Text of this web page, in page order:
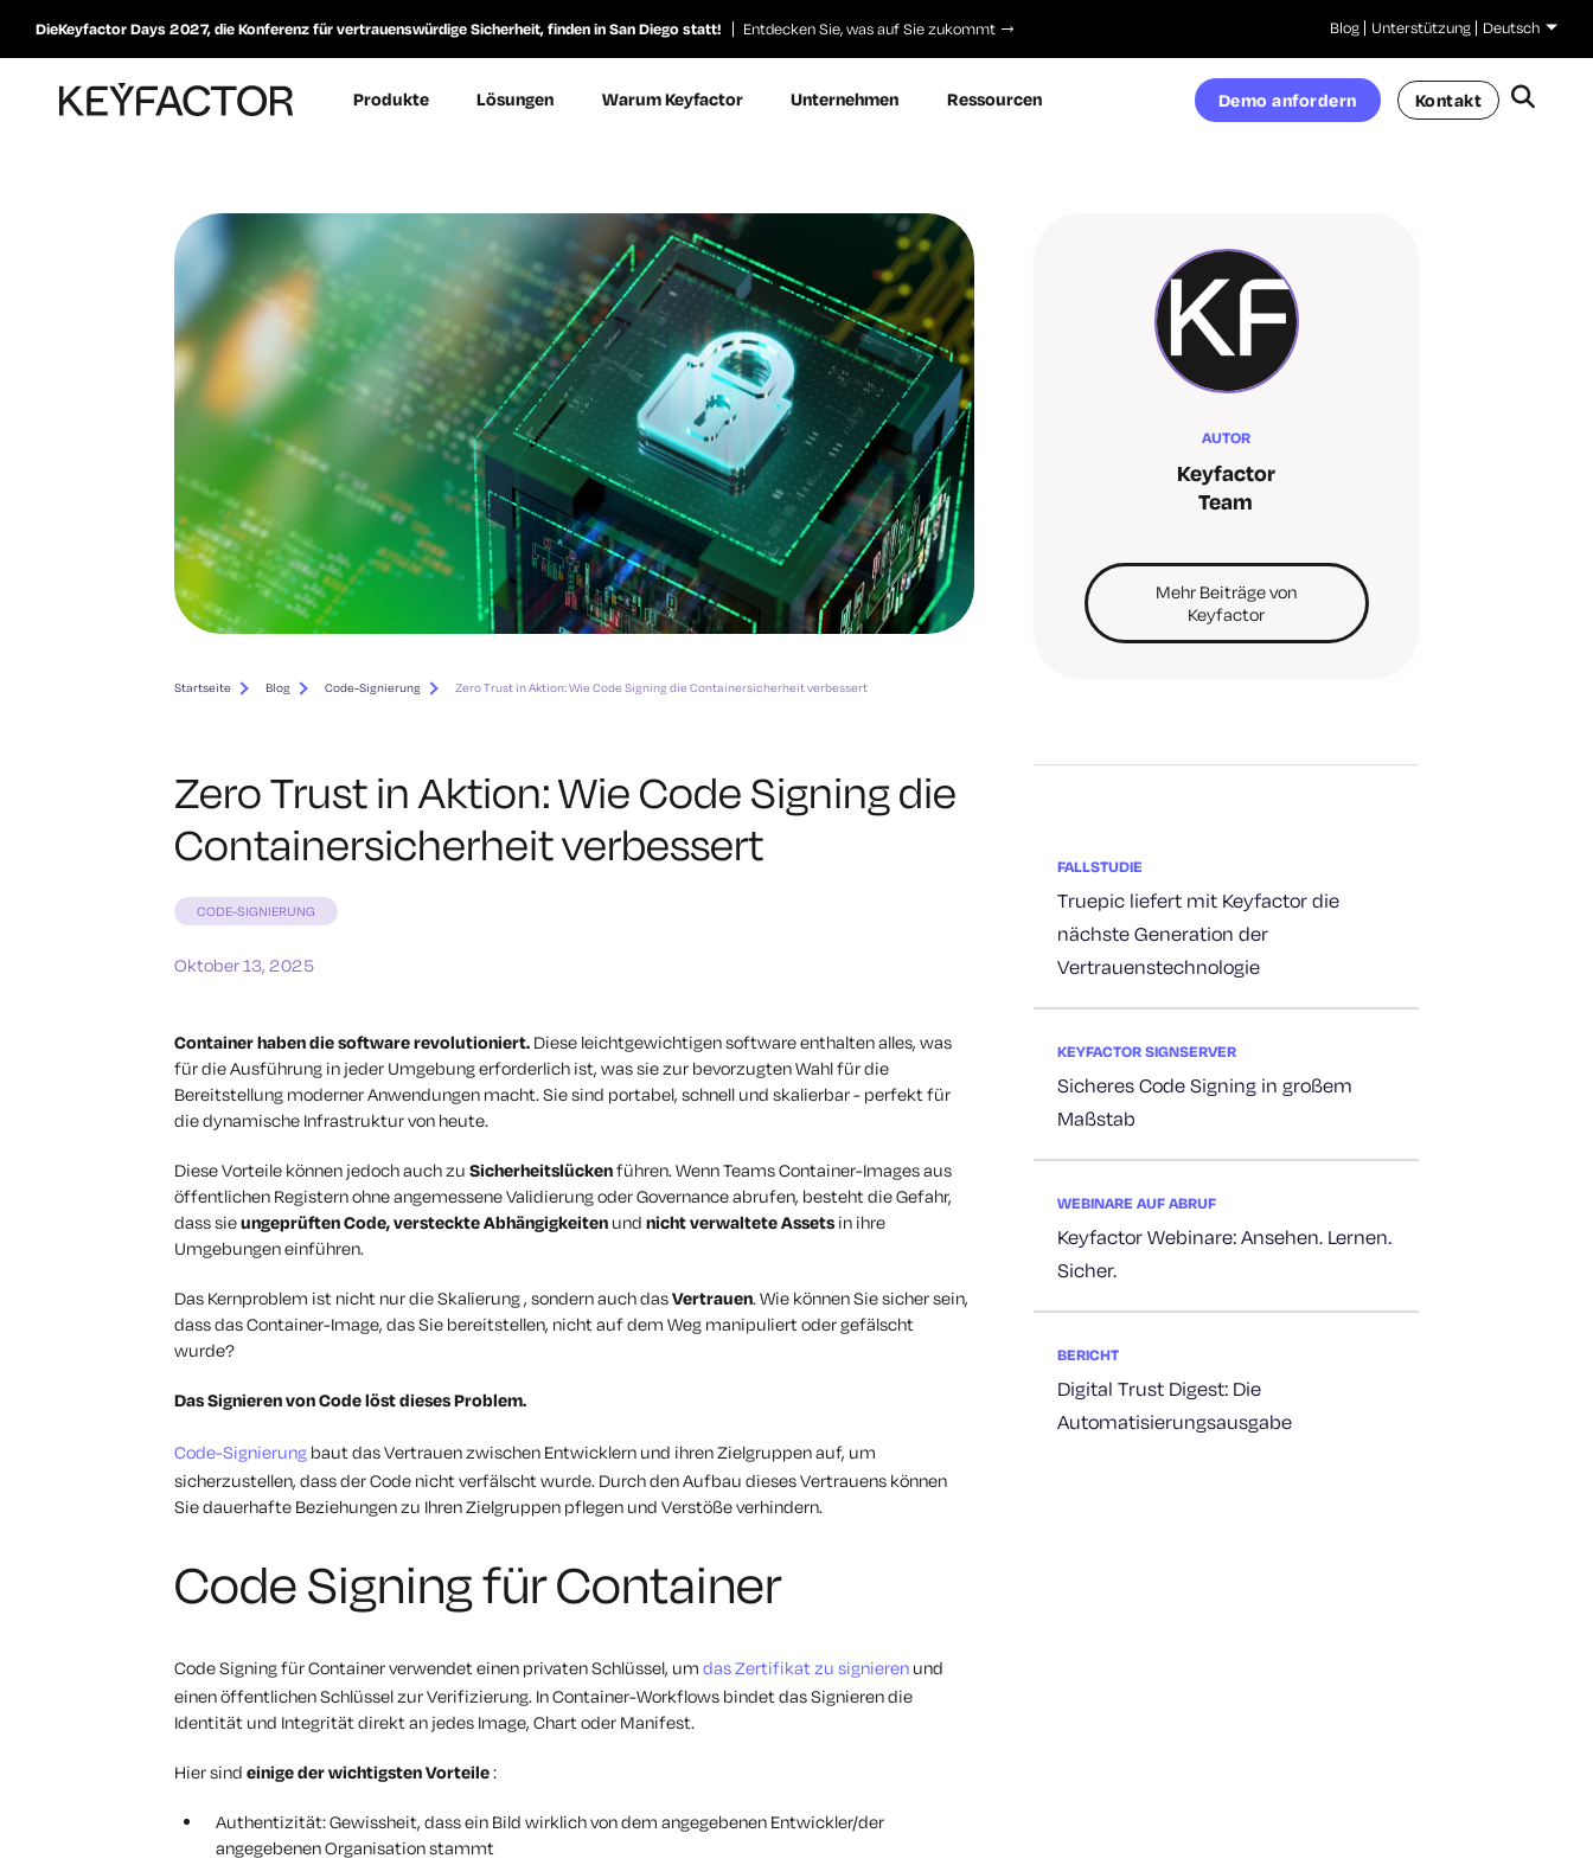
DieKeyfactor Days 2027, die Konferenz für vertrauenswürdige Sicherheit, finden in San Diego statt! Entdecken Sie, was auf Sie zukommt Blog Unterstützung Deutsch
Produkte Lösungen Warum Keyfactor Unternehmen Ressourcen Demo anfordern Kontakt
Startseite Blog Code-Signierung Zero Trust in Aktion: Wie Code Signing die Containersicherheit verbessert
Zero Trust in Aktion: Wie Code Signing die
Containersicherheit verbessert
CODE-SIGNIERUNG
Oktober 13, 2025
Container haben die software revolutioniert. Diese leichtgewichtigen software enthalten alles, was
für die Ausführung in jeder Umgebung erforderlich ist, was sie zur bevorzugten Wahl für die
Bereitstellung moderner Anwendungen macht. Sie sind portabel, schnell und skalierbar - perfekt für
die dynamische Infrastruktur von heute.
Diese Vorteile können jedoch auch zu Sicherheitslückenführen. Wenn Teams Container-Images aus
öffentlichen Registern ohne angemessene Validierung oder Governance abrufen, besteht die Gefahr,
dass sieungeprüften Code, versteckte Abhängigkeiten und nicht verwaltete Assets in ihre
Umgebungen einführen.
Das Kernproblem ist nicht nur die Skalierung, sondern auchdasVertrauen. Wie können Sie sicher sein,
dass das Container-Image, das Sie bereitstellen, nicht auf dem Weg manipuliert oder gefälscht
wurde?
Das Signieren von Code löst dieses Problem.
Code-Signierung baut das Vertrauen zwischen Entwicklern und ihren Zielgruppen auf, um
sicherzustellen, dass der Code nicht verfälscht wurde. Durch den Aufbau dieses Vertrauens können
Sie dauerhafte Beziehungen zu Ihren Zielgruppen pflegen und Verstöße verhindern.
Code Signing für Container
Code Signing für Container verwendet einen privaten Schlüssel, um das Zertifikat zu signieren und
einen öffentlichen Schlüssel zur Verifizierung. In Container-Workflows bindet das Signieren die
Identität und Integrität direkt an jedes Image, Chart oder Manifest.
Hier sind einige der wichtigsten Vorteile:
Authentizität: Gewissheit, dass ein Bild wirklich von dem angegebenen Entwickler/der
angegebenen Organisation stammt
AUTOR
Keyfactor
Team
Mehr Beiträge von
Keyfactor
FALLSTUDIE
Truepic liefert mit Keyfactor die
nächste Generation der
Vertrauenstechnologie
KEYFACTOR SIGNSERVER
Sicheres Code Signing in großem
Maßstab
WEBINARE AUF ABRUF
Keyfactor Webinare: Ansehen. Lernen.
Sicher.
BERICHT
Digital Trust Digest: Die
Automatisierungsausgabe